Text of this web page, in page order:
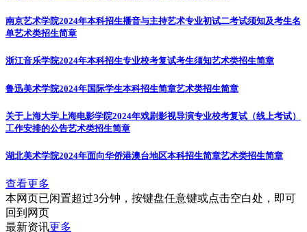
南京艺术学院2024年本科招生播音与主持艺术专业初试二考试须知及考生名
单艺术类招生简章
浙江音乐学院2024年本科招生专业校考复试考生须知艺术类招生简章
鲁迅美术学院2024年国际学生本科招生简章艺术类招生简章
关于上海大学上海电影学院2024年戏剧影视导演专业校考复试（线上考试）
工作安排的公告艺术类招生简章
湖北美术学院2024年面向华侨港澳台地区本科招生简章艺术类招生简章
查看更多
本网页已闲置超过3分钟，按键盘任意键或点击空白处，即可
回到网页
最新资讯更多